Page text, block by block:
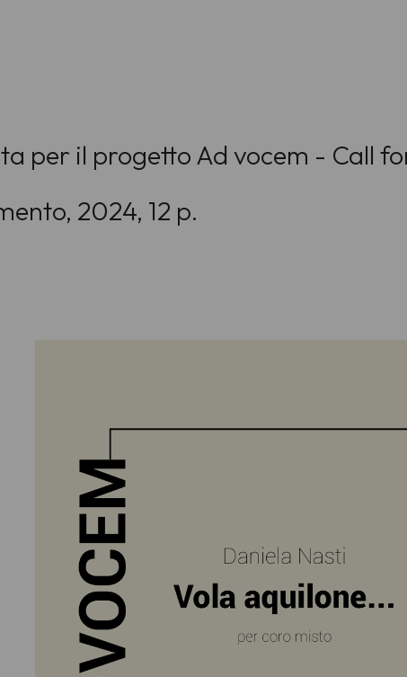
per il progetto Ad vocem - Call
2024, 12 p.